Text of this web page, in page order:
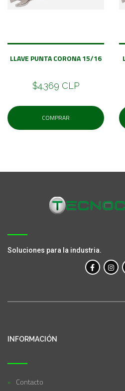
LLAVE PUNTA CORONA 15/16
$4.369 CLP
COMPRAR
Soluciones para la industria.
INFORMACIÓN
Contacto